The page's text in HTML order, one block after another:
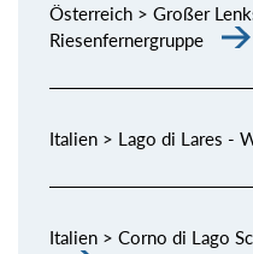
Österreich > Großer
Riesenfernergruppe
Italien > Lago di Lares -
Italien > Corno di Lago